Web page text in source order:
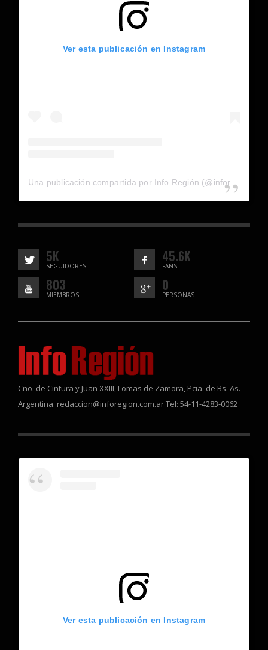
Ver esta publicación en Instagram
5K
SEGUIDORES
45.6K
FANS
803
MIEMBROS
0
PERSONAS
Cno. de Cintura y Juan XXIII, Lomas de Zamora, Pcia. de Bs. As.
Argentina. redaccion@inforegion.com.ar Tel: 54-11-4283-0062
Ver esta publicación en Instagram